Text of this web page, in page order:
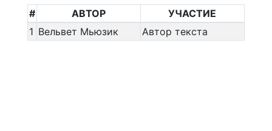
# АВТОР
УЧАСТИЕ
1 Вельвет Мьюзик Автор текста